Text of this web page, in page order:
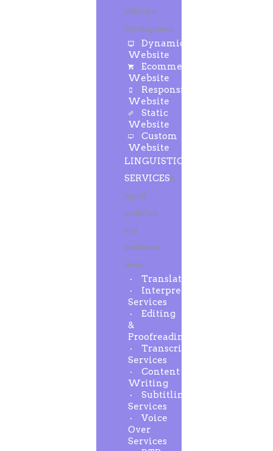
Website
Development
Dynamic
Website
Ecommerce
Website
Responsive
Website
Static
Website
Custom
Website
LINGUISTIC
SERVICESA
highly
qualified
and
dedicated
team
Translation
Interpreting
Services
Editing
&
Proofreading
Transcription
Services
Content
Writing
Subtitling
Services
Voice
Over
Services